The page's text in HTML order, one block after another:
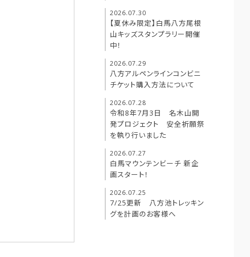
2026.07.30
【夏休み限定】白馬八方尾根
山キッズスタンプラリー開催
中！
2026.07.29
八方アルペンラインコンビニ
チケット購入方法について
2026.07.28
令和8年7月3日 名木山開
発プロジェクト 安全祈願祭
を執り行いました
2026.07.27
白馬マウンテンビーチ 新企
画スタート！
2026.07.25
7/25更新 八方池トレッキン
グを計画のお客様へ